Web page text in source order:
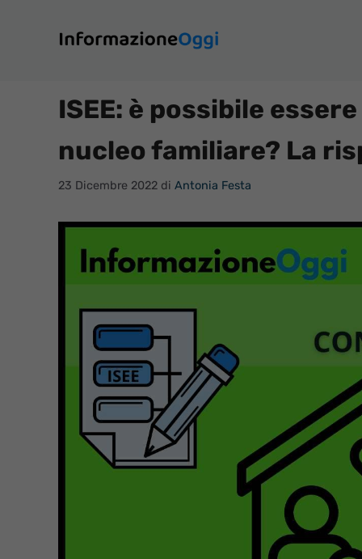
contenuto
ISEE: è possibile
nucleo familiare? La
23 Dicembre 2022 di Antonia Festa